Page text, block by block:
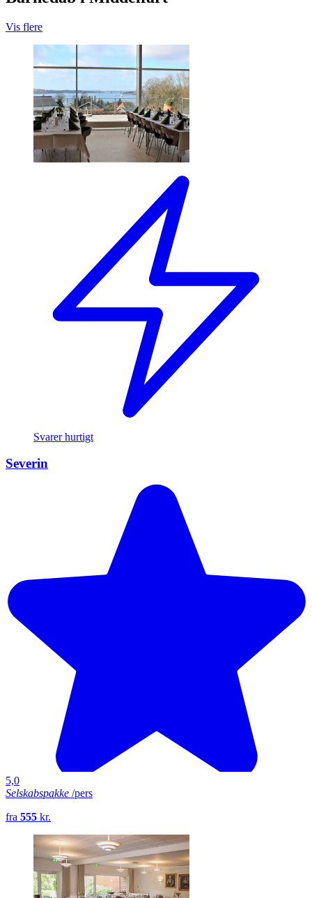
Vis flere
Svarer hurtigt
Severin
5,0
Selskabspakke /pers
fra 555 kr.